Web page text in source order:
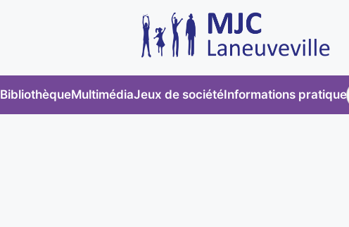
BibliothèqueMultimédiaJeux de sociétéInformations pratiques